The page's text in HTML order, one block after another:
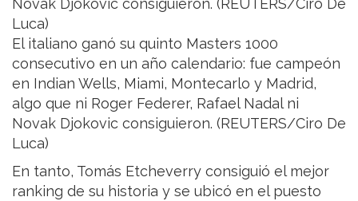
El italiano ganó su quinto Masters 1000
consecutivo en un año calendario: fue campeón
en Indian Wells, Miami, Montecarlo y Madrid,
algo que ni Roger Federer, Rafael Nadal ni
Novak Djokovic consiguieron. (REUTERS/Ciro De
Luca)
En tanto, Tomás Etcheverry consiguió el mejor
ranking de su historia y se ubicó en el puesto